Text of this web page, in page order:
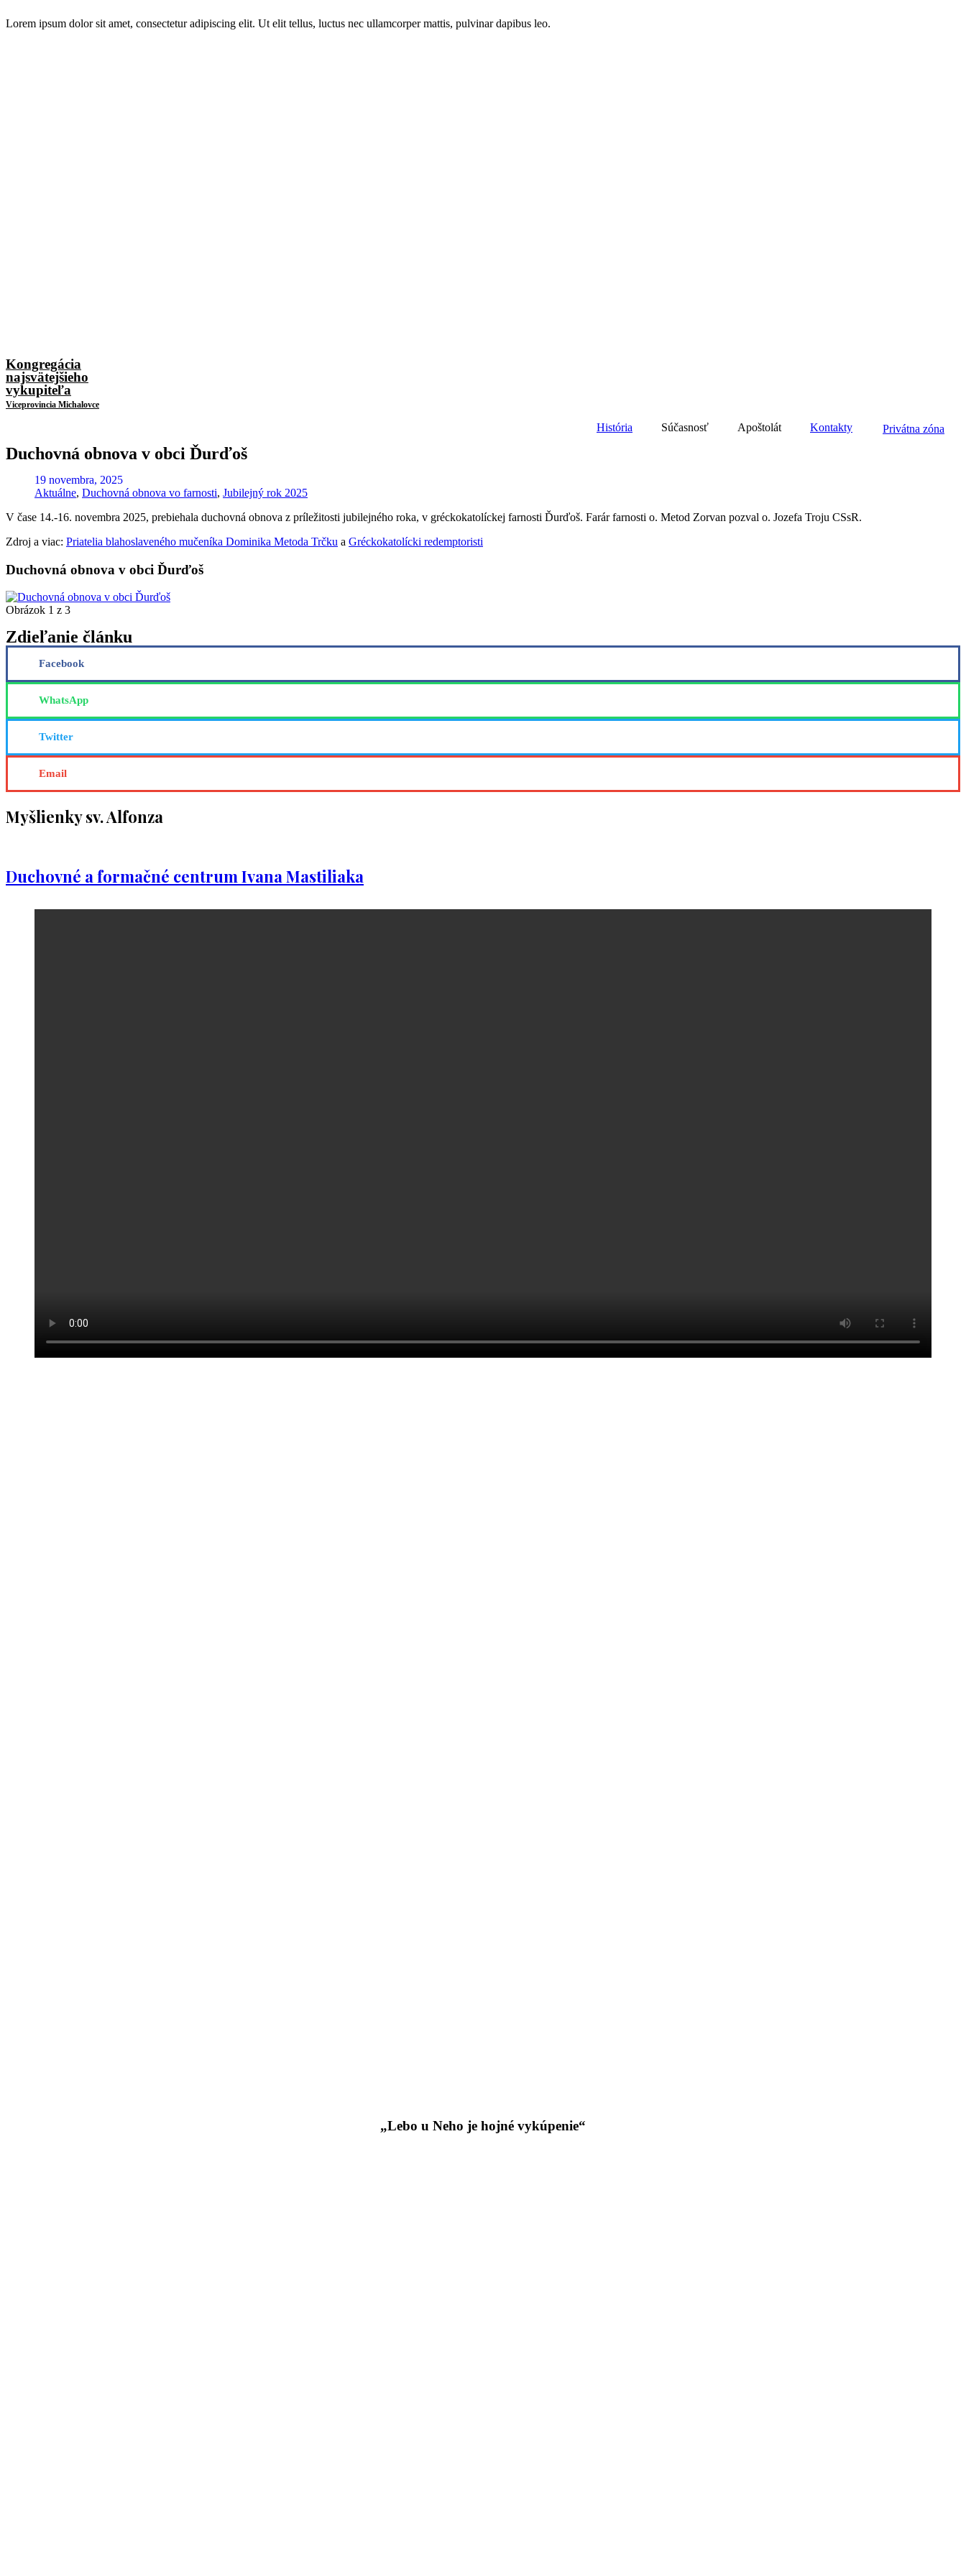
Lorem ipsum dolor sit amet, consectetur adipiscing elit. Ut elit tellus, luctus nec ullamcorper mattis, pulvinar dapibus leo.
Kongregácia
najsvätejšieho
vykupiteľa
Viceprovincia Michalovce
História Súčasnosť Apoštolát Kontakty Privátna zóna
Duchovná obnova v obci Ďurďoš
19 novembra, 2025
Aktuálne, Duchovná obnova vo farnosti, Jubilejný rok 2025
V čase 14.-16. novembra 2025, prebiehala duchovná obnova z príležitosti jubilejného roka, v gréckokatolíckej farnosti Ďurďoš. Farár farnosti o. Metod Zorvan pozval o. Jozefa Troju CSsR.
Zdroj a viac: Priatelia blahoslaveného mučeníka Dominika Metoda Trčku a Gréckokatolícki redemptoristi
Duchovná obnova v obci Ďurďoš
Obrázok 1 z 3
Zdieľanie článku
Facebook
WhatsApp
Twitter
Email
Myšlienky sv. Alfonza
Duchovné a formačné centrum Ivana Mastiliaka
„Lebo u Neho je hojné vykúpenie“